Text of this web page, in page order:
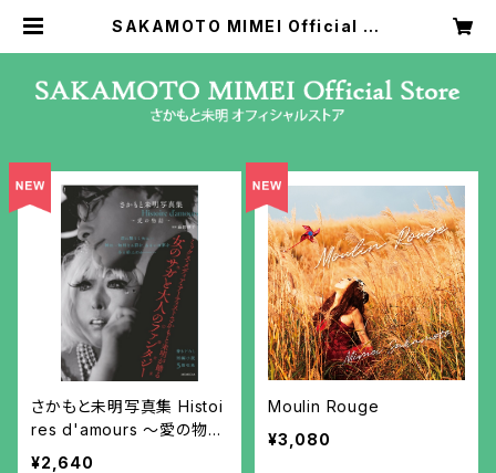
SAKAMOTO MIMEI Official St
さかもと未明写真集 Histoi
res d'amours ～愛の物語
～
¥2,640
Moulin Rouge
¥3,080